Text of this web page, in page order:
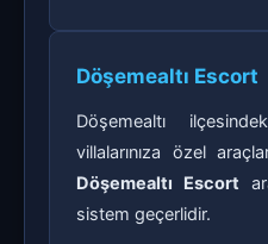
Döşemealtı Escort
Döşemealtı
villalarınıza özel
Döşemealtı Escort
sistem geçerlidir.